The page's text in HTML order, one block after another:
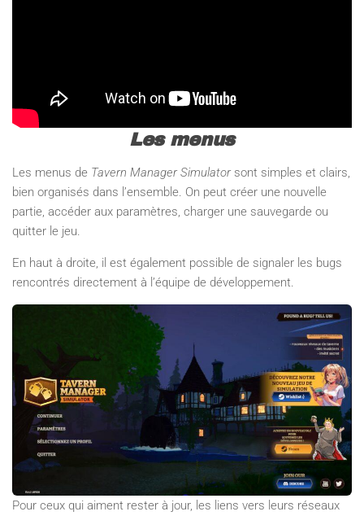
Les menus
Les menus de Tavern Manager Simulatorsont simples et clairs,
bien organisés dans l’ensemble. On peut créer une nouvelle
partie, accéder aux paramètres, charger une sauvegarde ou
quitter le jeu.
En haut à droite, il est également possible de signaler les bugs
rencontrés directement à l’équipe de développement.
Pour ceux qui aiment rester à jour, les liens vers leurs réseaux